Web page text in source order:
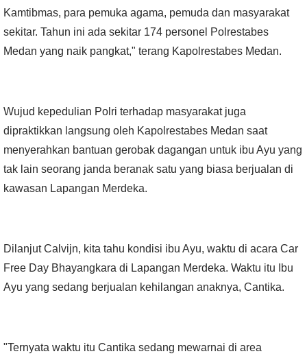
Kamtibmas, para pemuka agama, pemuda dan masyarakat
sekitar. Tahun ini ada sekitar 174 personel Polrestabes
Medan yang naik pangkat," terang Kapolrestabes Medan.
Wujud kepedulian Polri terhadap masyarakat juga
dipraktikkan langsung oleh Kapolrestabes Medan saat
menyerahkan bantuan gerobak dagangan untuk ibu Ayu yang
tak lain seorang janda beranak satu yang biasa berjualan di
kawasan Lapangan Merdeka.
Dilanjut Calvijn, kita tahu kondisi ibu Ayu, waktu di acara Car
Free Day Bhayangkara di Lapangan Merdeka. Waktu itu Ibu
Ayu yang sedang berjualan kehilangan anaknya, Cantika.
"Ternyata waktu itu Cantika sedang mewarnai di area